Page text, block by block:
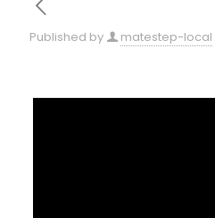
Published by matestep-local